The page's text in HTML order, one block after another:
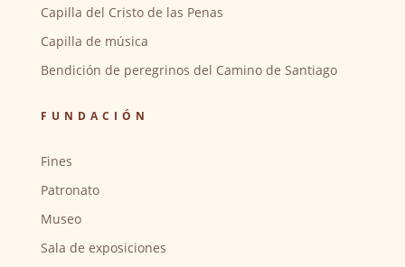
Capilla del Cristo de las Penas
Capilla de música
Bendición de peregrinos del Camino de Santiago
FUNDACIÓN
Fines
Patronato
Museo
Sala de exposiciones